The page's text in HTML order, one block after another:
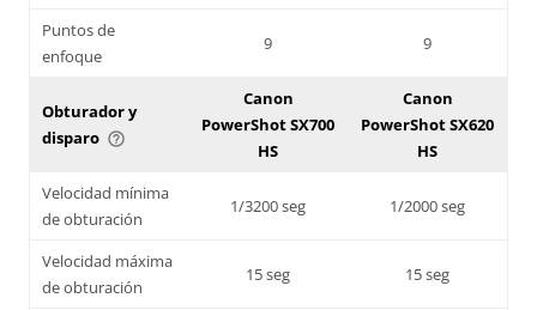
Puntos de
enfoque
9 9
Obturador y
disparo help_outline
Canon
PowerShot SX700
HS
Canon
PowerShot SX620
HS
Velocidad mínima
de obturación
1/3200 seg 1/2000 seg
Velocidad máxima
de obturación
15 seg 15 seg